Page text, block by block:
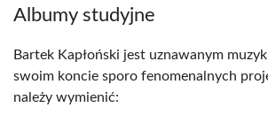
Albumy studyjne
Bartek Kapłoński jest uznawanym
swoim koncie sporo fenomenalnych
należy wymienić: